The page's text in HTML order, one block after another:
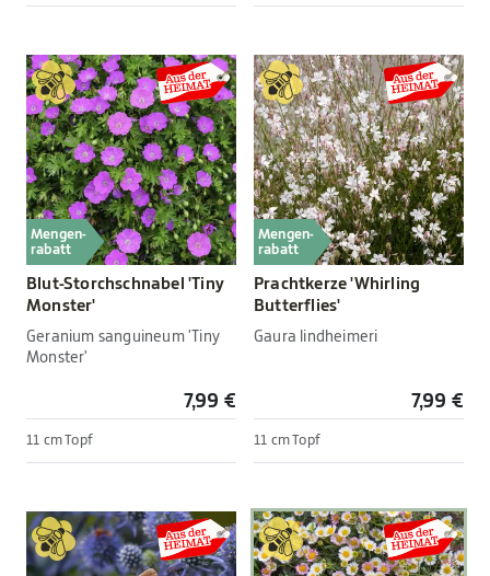
Mengen-
rabatt
Blut-Storchschnabel 'Tiny
Monster'
Geranium sanguineum 'Tiny
Monster'
7,99 €
11 cm Topf
Mengen-
rabatt
Prachtkerze 'Whirling
Butterflies'
Gaura lindheimeri
7,99 €
11 cm Topf